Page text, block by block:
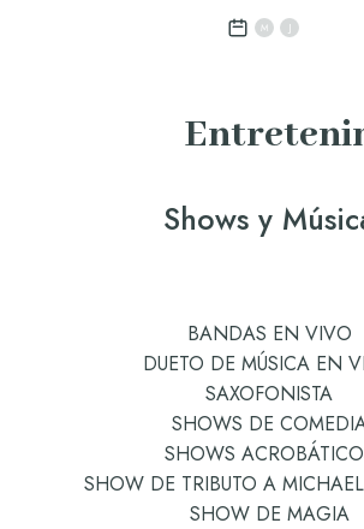
M J
Shows y
BANDAS EN VIVO
DUETO DE MÚSICA EN
SAXOFONISTA
SHOWS DE
SHOWS
SHOW DE TRIBUTO A
SHOW DE MAGIA